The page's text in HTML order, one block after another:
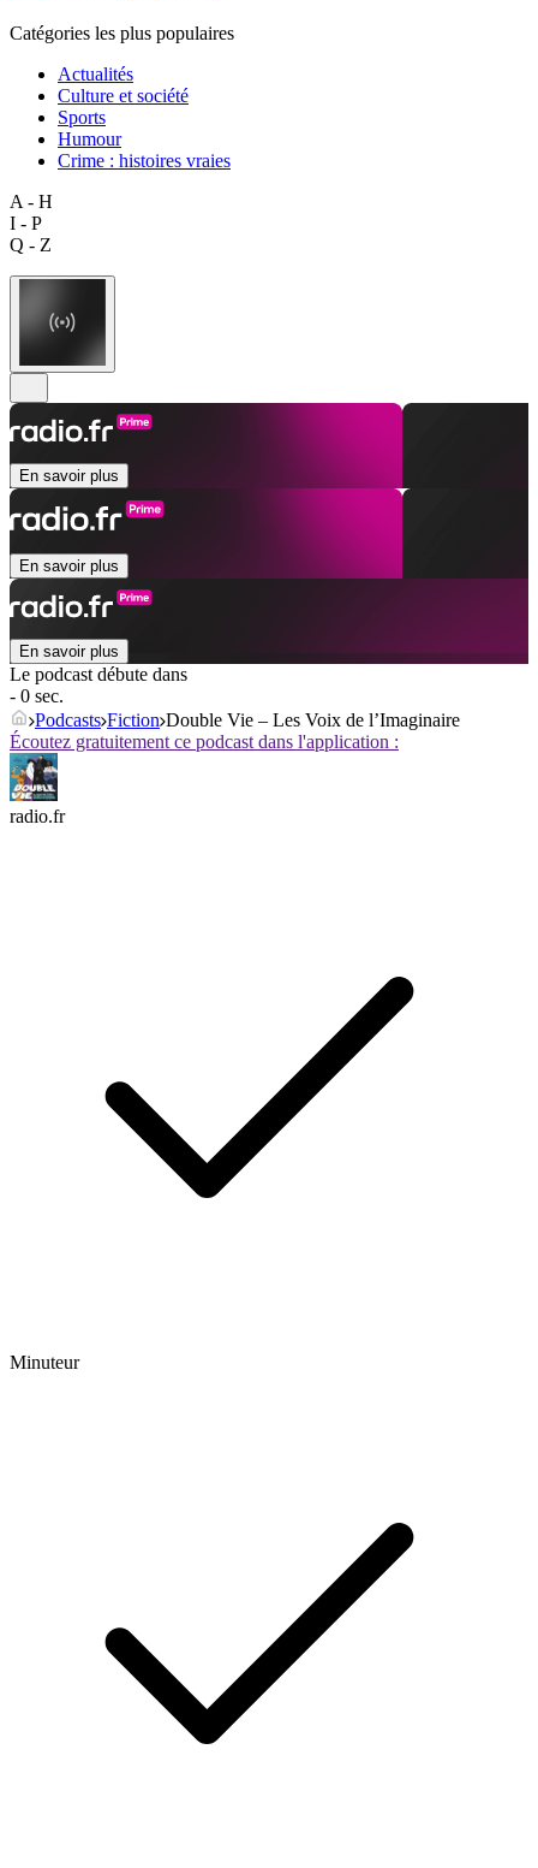
Catégories les plus populaires
Actualités
Culture et société
Sports
Humour
Crime : histoires vraies
A - H
I - P
Q - Z
En savoir plus
En savoir plus
En savoir plus
Le podcast débute dans
- 0 sec.
Podcasts Fiction Double Vie – Les Voix de l’Imaginaire
Écoutez gratuitement ce podcast dans l'application :
radio.fr
Minuteur